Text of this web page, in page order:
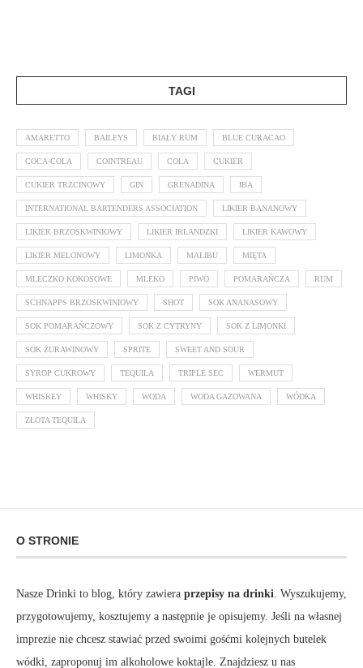
TAGI
AMARETTO BAILEYS BIAŁY RUM BLUE CURACAO
COCA-COLA COINTREAU COLA CUKIER
CUKIER TRZCINOWY GIN GRENADINA IBA
INTERNATIONAL BARTENDERS ASSOCIATION LIKIER BANANOWY
LIKIER BRZOSKWINIOWY LIKIER IRLANDZKI LIKIER KAWOWY
LIKIER MELONOWY LIMONKA MALIBU MIĘTA
MLECZKO KOKOSOWE MLEKO PIWO POMARAŃCZA RUM
SCHNAPPS BRZOSKWINIOWY SHOT SOK ANANASOWY
SOK POMARAŃCZOWY SOK Z CYTRYNY SOK Z LIMONKI
SOK ŻURAWINOWY SPRITE SWEET AND SOUR
SYROP CUKROWY TEQUILA TRIPLE SEC WERMUT
WHISKEY WHISKY WODA WODA GAZOWANA WÓDKA
ZŁOTA TEQUILA
O STRONIE
Nasze Drinki to blog, który zawiera przepisy na drinki. Wyszukujemy,
przygotowujemy, kosztujemy a następnie je opisujemy. Jeśli na własnej
imprezie nie chcesz stawiać przed swoimi gośćmi kolejnych butelek
wódki, zaproponuj im alkoholowe koktajle. Znajdziesz u nas